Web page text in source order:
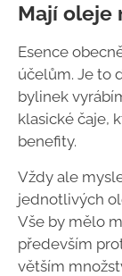
Mají oleje
Esence
účelům. Je to
bylinek
klasické čaje,
benefity.
Vždy ale
jednotlivých
Vše by mělo
především
větším